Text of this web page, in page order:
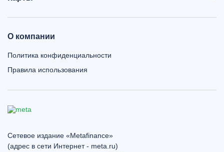
О компании
Политика конфиденциальности
Правила использования
Сетевое издание «Metafinance»
(адрес в сети Интернет - meta.ru)